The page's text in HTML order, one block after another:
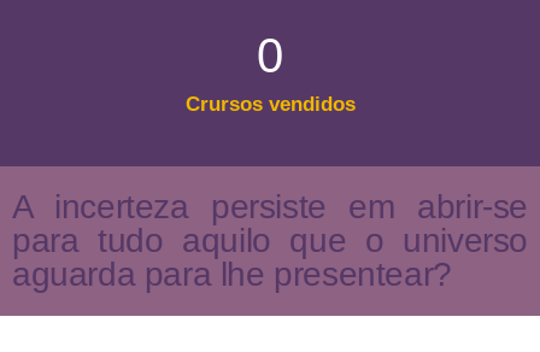
Crursos vendidos
0
A incerteza persiste em abrir-se
para tudo aquilo que o universo
aguarda para lhe presentear?